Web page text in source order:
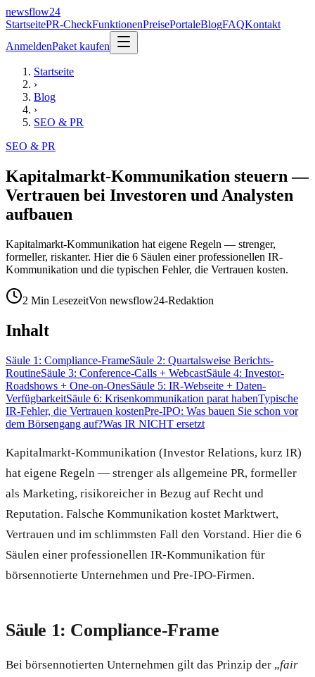
newsflow24
StartseitePR-CheckFunktionenPreisePortaleBlogFAQKontakt
AnmeldenPaket kaufen
Startseite
›
Blog
›
SEO & PR
SEO & PR
Kapitalmarkt-Kommunikation steuern —
Vertrauen bei Investoren und Analysten
aufbauen
Kapitalmarkt-Kommunikation hat eigene Regeln — strenger,
formeller, riskanter. Hier die 6 Säulen einer professionellen IR-
Kommunikation und die typischen Fehler, die Vertrauen kosten.
2 Min LesezeitVon newsflow24-Redaktion
Inhalt
Säule 1: Compliance-FrameSäule 2: Quartalsweise Berichts-
RoutineSäule 3: Conference-Calls + WebcastSäule 4: Investor-
Roadshows + One-on-OnesSäule 5: IR-Webseite + Daten-
VerfügbarkeitSäule 6: Krisenkommunikation parat habenTypische
IR-Fehler, die Vertrauen kostenPre-IPO: Was bauen Sie schon vor
dem Börsengang auf?Was IR NICHT ersetzt
Kapitalmarkt-Kommunikation (Investor Relations, kurz IR)
hat eigene Regeln — strenger als allgemeine PR, formeller
als Marketing, risikoreicher in Bezug auf Recht und
Reputation. Falsche Kommunikation kostet Marktwert,
Vertrauen und im schlimmsten Fall den Vorstand. Hier die 6
Säulen einer professionellen IR-Kommunikation für
börsennotierte Unternehmen und Pre-IPO-Firmen.
Säule 1: Compliance-Frame
Bei börsennotierten Unternehmen gilt das Prinzip der „fair